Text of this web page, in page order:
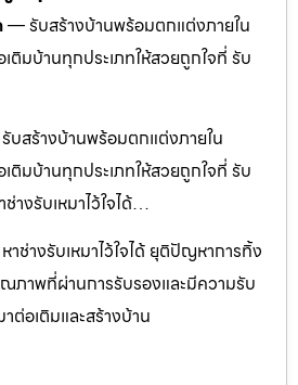
— รับสร้างบ้านพร้อมตกแต่งภายใน
ติมบ้านทุกประเภทให้สวยถูกใจที่ รับ
บสร้างบ้านพร้อมตกแต่งภายใน
ติมบ้านทุกประเภทให้สวยถูกใจที่ รับ
างรับเหมาไว้ใจได้…
ช่างรับเหมาไว้ใจได้ ยุติปัญหาการทิ้ง
ภาพที่ผ่านการรับรองและมีความรับ
ต่อเติมและสร้างบ้าน